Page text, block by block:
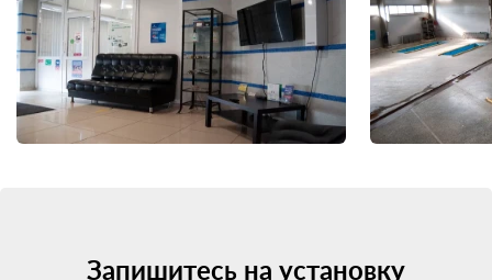
Запишитесь на установку